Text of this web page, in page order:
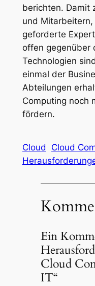
berichten. Damit
und
geforderte
offen gegenüber
Technologien
einmal der
Abteilungen
Computing noch
fördern.
Cloud Cloud
Ein
Cloud
IT“